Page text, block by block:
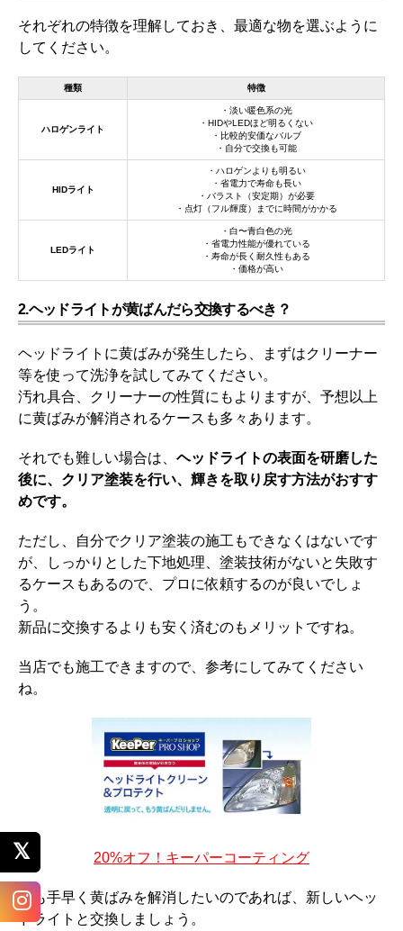
それぞれの特徴を理解しておき、最適な物を選ぶように
してください。
種類 特徴
ハロゲンライト
・淡い暖色系の光
・HIDやLEDほど明るくない
・比較的安価なバルブ
・自分で交換も可能
HIDライト
・ハロゲンよりも明るい
・省電力で寿命も長い
・バラスト（安定期）が必要
・点灯（フル輝度）までに時間がかかる
LEDライト
・白〜青白色の光
・省電力性能が優れている
・寿命が長く耐久性もある
・価格が高い
2.ヘッドライトが黄ばんだら交換するべき？
ヘッドライトに黄ばみが発生したら、まずはクリーナー
等を使って洗浄を試してみてください。
汚れ具合、クリーナーの性質にもよりますが、予想以上
に黄ばみが解消されるケースも多々あります。
それでも難しい場合は、 ヘッドライトの表面を研磨した
後に、クリア塗装を行い、輝きを取り戻す方法がおすす
めです。
ただし、自分でクリア塗装の施工もできなくはないです
が、しっかりとした下地処理、塗装技術がないと失敗す
るケースもあるので、プロに依頼するのが良いでしょ
う。
新品に交換するよりも安く済むのもメリットですね。
当店でも施工できますので、参考にしてみてください
ね。
20%オフ！キーパーコーティング
最も手早く黄ばみを解消したいのであれば、新しいヘッ
ドライトと交換しましょう。